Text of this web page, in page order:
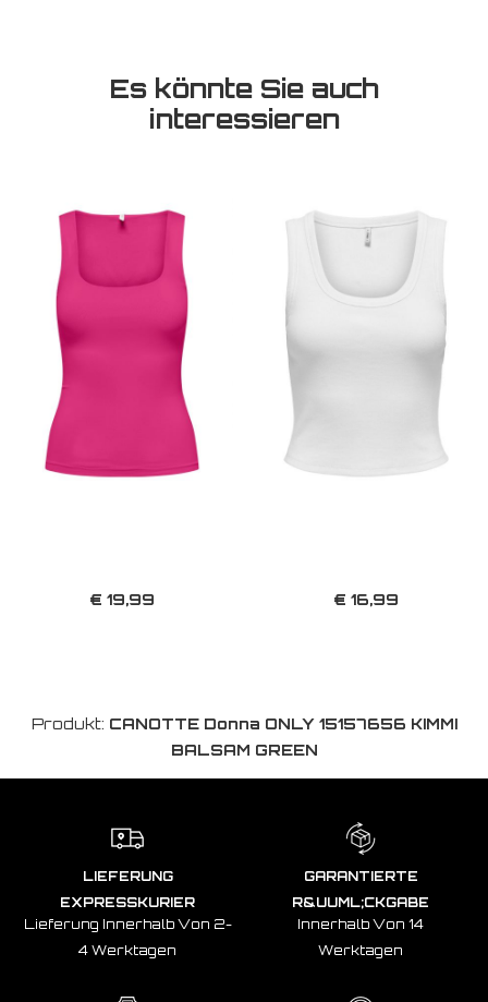
Es könnte Sie auch
interessieren
€ 19,99 € 16,99
Produkt: CANOTTE Donna ONLY 15157656 KIMMI
BALSAM GREEN
LIEFERUNG
EXPRESSKURIER
Lieferung Innerhalb Von 2-
4 Werktagen
GARANTIERTE
R&UUML;CKGABE
Innerhalb Von 14
Werktagen